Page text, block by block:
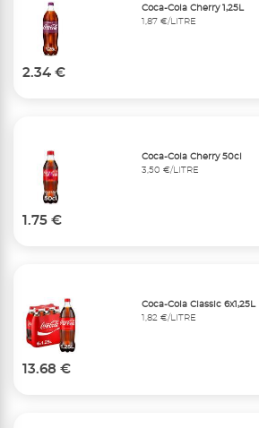
Coca-Cola Cherry 1,25L
1,87 €/LITRE
2.34 €
Coca-Cola Cherry 50cl
3,50 €/LITRE
1.75 €
Coca-Cola Classic 6x1,25L
1,82 €/LITRE
13.68 €